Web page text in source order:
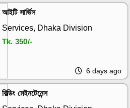
আইটি সার্ভিস
Services, Dhaka Division
Tk. 350/-
6 days ago
বিল্ডিং মেইনটেনেন্স